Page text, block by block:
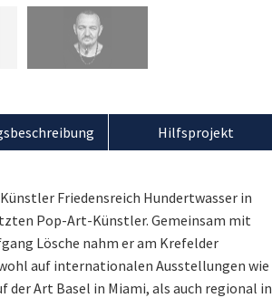
Friedensreich Hundertwasser in
Pop-Art-Künstler. Gemeinsam mit
Lösche nahm er am Krefelder
auf internationalen Ausstellungen wie
der Art Basel in Miami, als auch regional in
Hilfsprojekt